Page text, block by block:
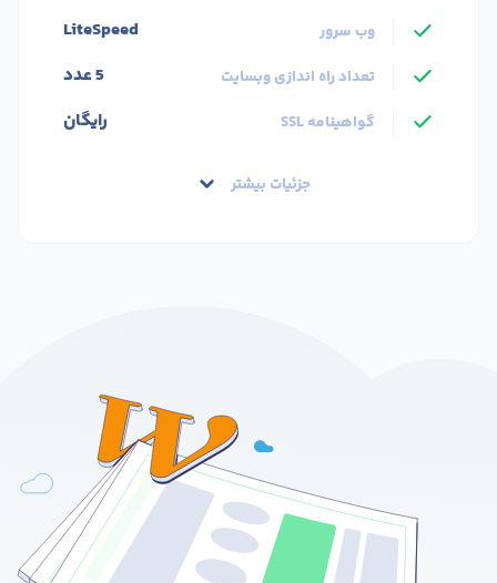
وب سرور LiteSpeed
تعداد راه اندازی وبسایت 5 عدد
گواهینامه SSL رایگان
جزئیات بیشتر